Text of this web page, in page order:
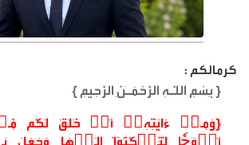
كرمالكم :
{بِسْمِ اللَّـهِ الرَّحْمَـٰنِ الرَّحِيمِ}
{وَمِنۡ ءَايَٰتِهِۦٓ أَنۡ خَلَقَ لَكُم